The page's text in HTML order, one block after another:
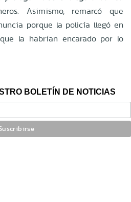
Asimismo, remarcó que
porque la policía llegó en
la habrían encarado por lo
BOLETÍN DE NOTICIAS